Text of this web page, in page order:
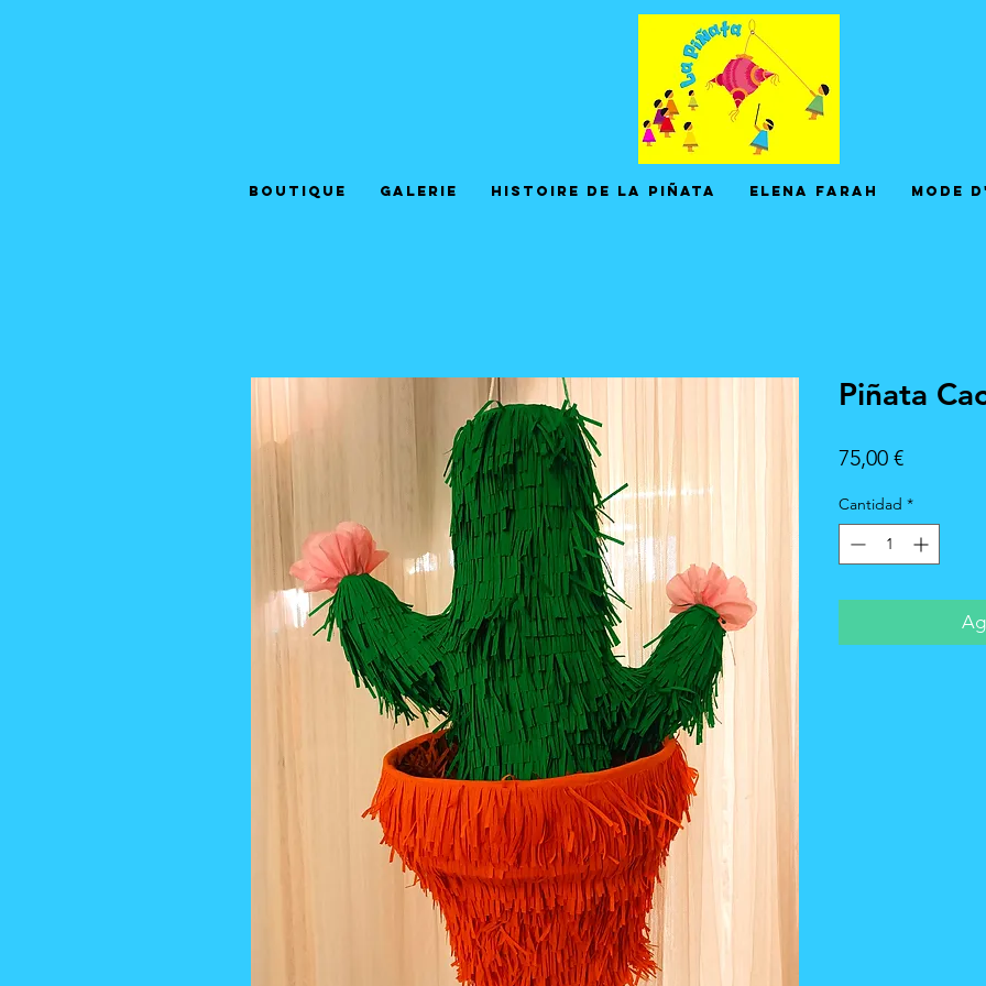
Boutique Galerie Histoire de la Piñata Elena Farah Mode
Piñata
75,00 €Precio
Cantidad *